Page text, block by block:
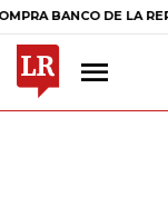
DE LA REPÚBLICA $